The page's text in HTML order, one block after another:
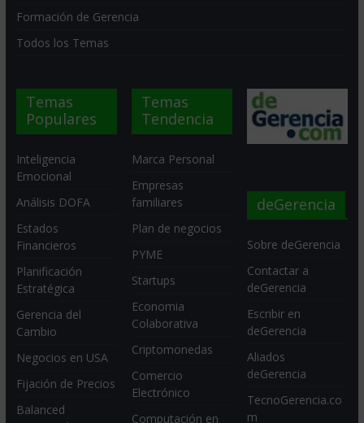
Formación de Gerencia
Todos los Temas
Temas
Populares
Inteligencia
Emocional
Análisis DOFA
Estados
Financieros
Planificación
Estratégica
Gerencia del
Cambio
Negocios en USA
Fijación de Precios
Balanced
Temas
Tendencia
Marca Personal
Empresas
familiares
Plan de negocios
PYME
Startups
Economia
Colaborativa
Criptomonedas
Comercio
Electrónico
Computación en
deGerencia
Sobre deGerencia
Contactar a
deGerencia
Escribir en
deGerencia
Aliados
deGerencia
TecnoGerencia.co
m